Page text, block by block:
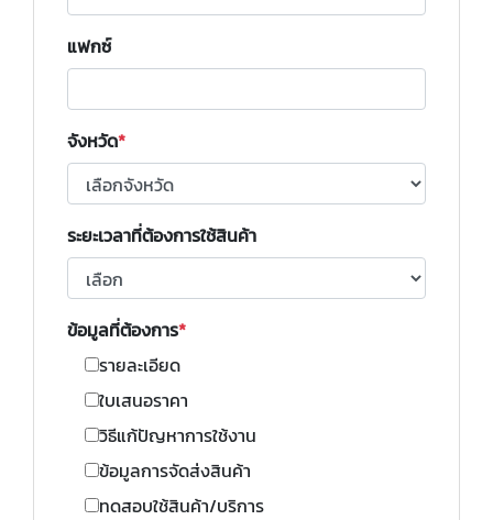
แฟกซ์
จังหวัด
ระยะเวลาที่ต้องการใช้สินค้า
ข้อมูลที่ต้องการ
รายละเอียด
ใบเสนอราคา
วิธีแก้ปัญหาการใช้งาน
ข้อมูลการจัดส่งสินค้า
ทดสอบใช้สินค้า/บริการ